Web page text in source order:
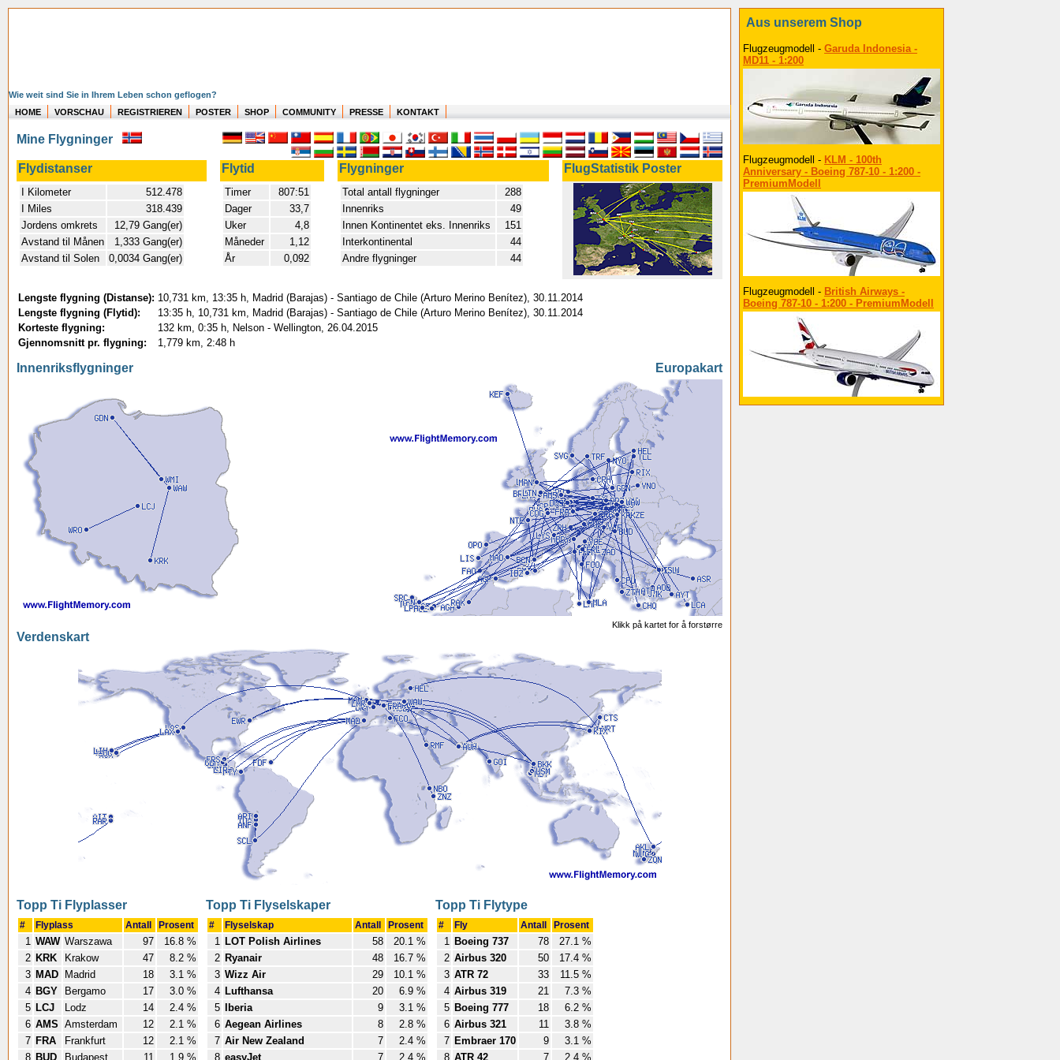
Wie weit sind Sie in Ihrem Leben schon geflogen?
HOME
VORSCHAU REGISTRIEREN POSTER SHOP COMMUNITY PRESSE KONTAKT
Mine Flygninger
Flydistanser Flytid Flygninger FlugStatistik Poster
I Kilometer
512.478
I Miles
318.439
Jordens omkrets
12,79 Gang(er)
Avstand til Månen
1,333 Gang(er)
Avstand til Solen
0,0034 Gang(er)
Timer
807:51
Dager
33,7
Uker
4,8
Måneder
1,12
År
0,092
Total antall flygninger
288
Innenriks
49
Innen Kontinentet eks. Innenriks
151
Interkontinental
44
Andre flygninger
44
Lengste flygning (Distanse): 10,731 km, 13:35 h, Madrid (Barajas) - Santiago de Chile (Arturo Merino Benítez), 30.11.2014
Lengste flygning (Flytid):
13:35 h, 10,731 km, Madrid (Barajas) - Santiago de Chile (Arturo Merino Benítez), 30.11.2014
Korteste flygning:
132 km, 0:35 h, Nelson - Wellington, 26.04.2015
Gjennomsnitt pr. flygning:
1,779 km, 2:48 h
Innenriksflygninger Europakart
Klikk på kartet for å forstørre
Verdenskart
Topp Ti Flyplasser
# Flyplass Antall Prosent
1 WAW Warszawa 97
16.8 %
2 KRK Krakow 47
8.2 %
3 MAD Madrid 18
3.1 %
4 BGY Bergamo 17
3.0 %
5 LCJ Lodz 14
2.4 %
6 AMS Amsterdam 12
2.1 %
7 FRA Frankfurt 12
2.1 %
8 BUD Budapest 11 1.9 %
Topp Ti Flyselskaper
# Flyselskap Antall Prosent
1 LOT Polish Airlines 58
20.1 %
2 Ryanair 48
16.7 %
3 Wizz Air 29
10.1 %
4 Lufthansa 20
6.9 %
5
Iberia 9
3.1 %
6 Aegean Airlines 8
2.8 %
7 Air New Zealand 7
2.4 %
8 easyJet 7 2.4 %
Topp Ti Flytype
# Fly Antall Prosent
1 Boeing 737 78
27.1 %
2 Airbus 320 50
17.4 %
3 ATR 72 33
11.5 %
4 Airbus 319 21
7.3 %
5 Boeing 777 18
6.2 %
6 Airbus 321 11
3.8 %
7 Embraer 170 9
3.1 %
8 ATR 42 7 2.4 %
Aus unserem Shop
Flugzeugmodell - Garuda Indonesia -
MD11 - 1:200
Flugzeugmodell - KLM - 100th
Anniversary - Boeing 787-10 - 1:200 -
PremiumModell
Flugzeugmodell - British Airways -
Boeing 787-10 - 1:200 - PremiumModell